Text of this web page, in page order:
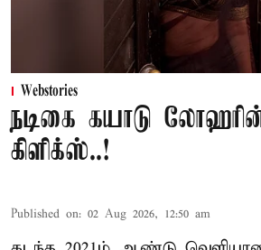
Webstories
நடிகை கயாடு
கிளிக்ஸ்..!
Published on: 02 Aug 2026, 12:50 am